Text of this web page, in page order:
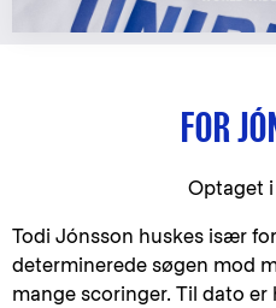
FOR
Optaget i
Todi Jónsson huskes især
determinerede søgen mod
mange scoringer. Til dato er